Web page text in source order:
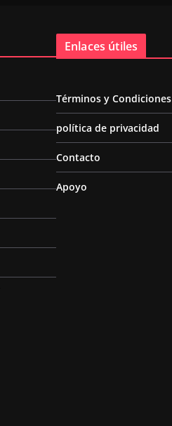
Enlaces útiles
Términos y Condiciones
política de privacidad
Contacto
Apoyo